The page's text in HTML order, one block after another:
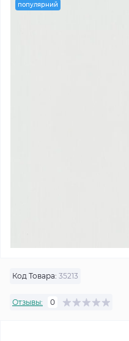
популярний
Код Товара: 35213
Отзывы: 0